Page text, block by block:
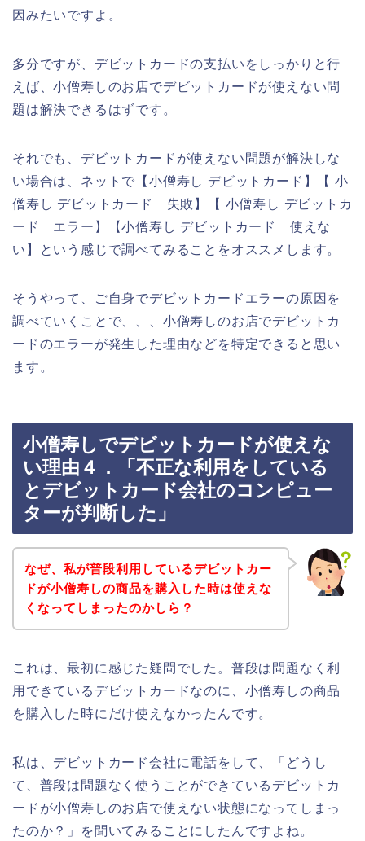
因みたいですよ。
多分ですが、デビットカードの支払いをしっかりと行
えば、小僧寿しのお店でデビットカードが使えない問
題は解決できるはずです。
それでも、デビットカードが使えない問題が解決しな
い場合は、ネットで【小僧寿し デビットカード】【 小
僧寿し デビットカード 失敗】【 小僧寿し デビットカ
ード エラー】【小僧寿し デビットカード 使えな
い】という感じで調べてみることをオススメします。
そうやって、ご自身でデビットカードエラーの原因を
調べていくことで、、、小僧寿しのお店でデビットカ
ードのエラーが発生した理由などを特定できると思い
ます。
小僧寿しでデビットカードが使えな
い理由４．「不正な利用をしている
とデビットカード会社のコンピュー
ターが判断した」
なぜ、私が普段利用しているデビットカー
ドが小僧寿しの商品を購入した時は使えな
くなってしまったのかしら？
これは、最初に感じた疑問でした。普段は問題なく利
用できているデビットカードなのに、小僧寿しの商品
を購入した時にだけ使えなかったんです。
私は、デビットカード会社に電話をして、「どうし
て、普段は問題なく使うことができているデビットカ
ードが小僧寿しのお店で使えない状態になってしまっ
たのか？」を聞いてみることにしたんですよね。